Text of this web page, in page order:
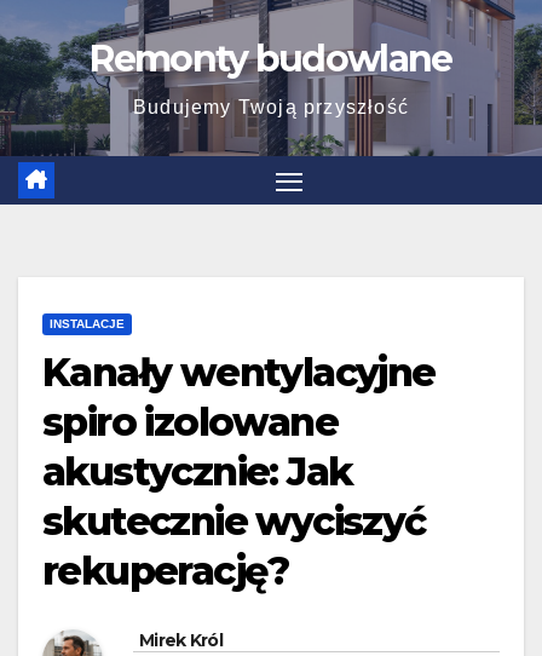
to
content
Remonty budowlane
Budujemy Twoją przyszłość
INSTALACJE
Kanały wentylacyjne
spiro izolowane
akustycznie: Jak
skutecznie wyciszyć
rekuperację?
Mirek Król